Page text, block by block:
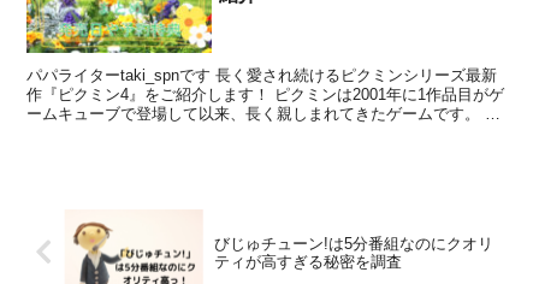
パパライターtaki_spnです 長く愛され続けるピクミンシリーズ最新
作『ピクミン4』をご紹介します！ ピクミンは2001年に1作品目がゲ
ームキューブで登場して以来、長く親しまれてきたゲームです。 独
びじゅチューン!は5分番組なのにクオリ
ティが高すぎる秘密を調査